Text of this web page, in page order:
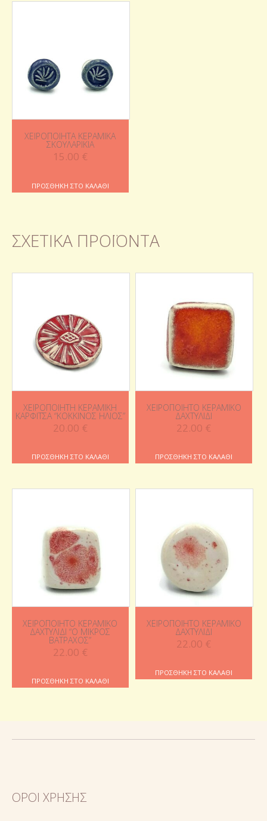
ΧΕΙΡΟΠΟΊΗΤΑ ΚΕΡΑΜΙΚΆ
ΣΚΟΥΛΑΡΊΚΙΑ
15.00 €
ΠΡΟΣΘΉΚΗ ΣΤΟ ΚΑΛΆΘΙ
ΣΧΕΤΙΚΆ ΠΡΟΪΌΝΤΑ
ΧΕΙΡΟΠΟΊΗΤΗ ΚΕΡΑΜΙΚΉ
ΚΑΡΦΊΤΣΑ “ΚΌΚΚΙΝΟΣ ΉΛΙΟΣ”
20.00 €
ΠΡΟΣΘΉΚΗ ΣΤΟ ΚΑΛΆΘΙ
ΧΕΙΡΟΠΟΊΗΤΟ ΚΕΡΑΜΙΚΌ
ΔΑΧΤΥΛΊΔΙ
22.00 €
ΠΡΟΣΘΉΚΗ ΣΤΟ ΚΑΛΆΘΙ
ΧΕΙΡΟΠΟΊΗΤΟ ΚΕΡΑΜΙΚΌ
ΔΑΧΤΥΛΊΔΙ “Ο ΜΙΚΡΌΣ
ΒΆΤΡΑΧΟΣ”
22.00 €
ΠΡΟΣΘΉΚΗ ΣΤΟ ΚΑΛΆΘΙ
ΧΕΙΡΟΠΟΊΗΤΟ ΚΕΡΑΜΙΚΌ
ΔΑΧΤΥΛΊΔΙ
22.00 €
ΠΡΟΣΘΉΚΗ ΣΤΟ ΚΑΛΆΘΙ
ΌΡΟΙ ΧΡΉΣΗΣ